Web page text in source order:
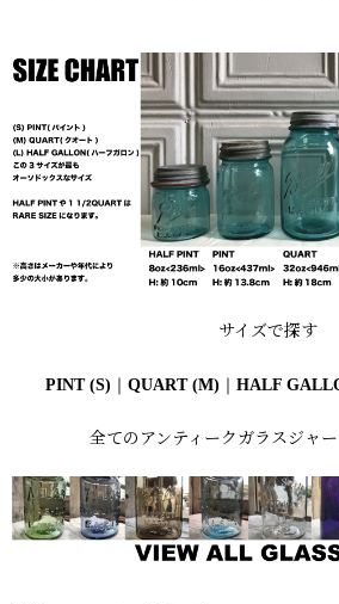
サイズで探す
PINT (S) ｜ QUART (M) ｜ HALF
全てのアンティークガラスジャ